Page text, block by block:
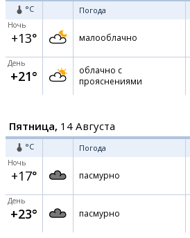
°C Погода
Ночь
+13° малооблачно
День
+21°
облачно с
прояснениями
Пятница, 14 Августа
°C Погода
Ночь
+17° пасмурно
День
+23° пасмурно